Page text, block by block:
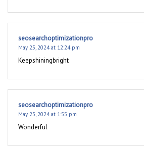
seosearchoptimizationpro
May 25, 2024 at 12:24 pm
Keepshiningbright
seosearchoptimizationpro
May 25, 2024 at 1:55 pm
Wonderful